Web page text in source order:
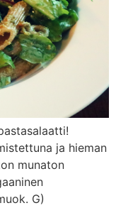
ja hieman
munaton
G)